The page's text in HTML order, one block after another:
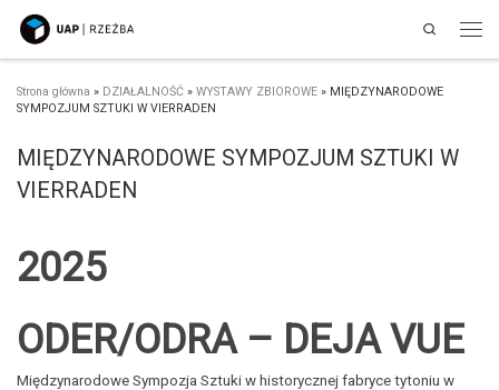
Przejdź do treści
Search
Strona główna » DZIAŁALNOŚĆ » WYSTAWY ZBIOROWE » MIĘDZYNARODOWE
SYMPOZJUM SZTUKI W VIERRADEN
MIĘDZYNARODOWE SYMPOZJUM SZTUKI W
VIERRADEN
2025
ODER/ODRA – DEJA VUE
Międzynarodowe Sympozja Sztuki w historycznej fabryce tytoniu w